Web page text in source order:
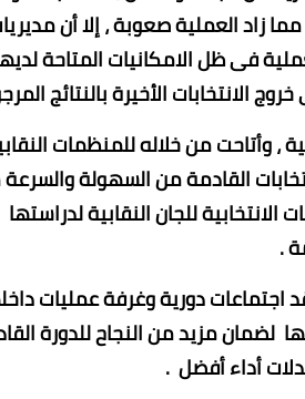
، مما زاد العملية صعوبة ، إلا أن
فى ظل الامكانيات المتاحة
الأخيرة بالنتائج
، وأتاحت من خلاله للمنظمات
القادمة من السهولة والسرعة
للجان النقابية لدراستها
.
دورية وغرفة عمليات
لضمان مزيد من النجاح للدورة